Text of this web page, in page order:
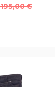
195,00 €